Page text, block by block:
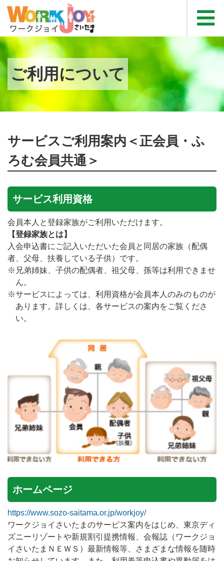
ご利用について
サービスご利用案内＜正会員・ふ
ろむ会員共通＞
サービス利用資格
会員本人と登録家族がご利用いただけます。
【登録家族とは】
入会申込書にご記入いただいた会員と同居の家族（配偶
者、父母、扶養している子供）です。
※兄弟姉妹、子供の配偶者、祖父母、孫等は利用できませ
ん。
※サービスによっては、利用資格が会員本人のみのものが
あります。詳しくは、各サービスの案内をご覧くださ
い。
ホームページ
https://www.sozo-saitama.or.jp/workjoy/
ワークジョイさいたまのサービス案内をはじめ、東京ディ
ズニーリゾートや新規割引提携情報、会報誌（ワークジョ
イさいたまＮＥＷＳ）最新情報等、さまざまな情報を随時